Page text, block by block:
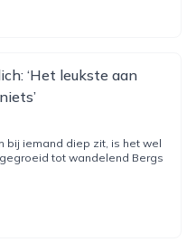
‘Het leukste aan
bij iemand diep zit, is het wel
tot wandelend Bergs